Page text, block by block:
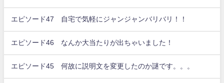
エピソード47 自宅で気軽にジャンジャンバリバリ！！
エピソード46 なんか大当たりが出ちゃいました！
エピソード45 何故に説明文を変更したのか謎です。。。